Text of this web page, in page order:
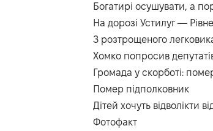
Богатирі осушувати, а
На дорозі Устилуг —
З розтрощеного
Хомко попросив
Громада у скорботі:
Помер підполковник
Дітей хочуть відволікти
Фотофакт